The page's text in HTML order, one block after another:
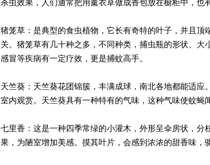
杀虫效果，人们通常把用薰衣草做成香包放在橱柜中，也
猪笼草：是典型的食虫植物，它长有奇特的叶子，并且顶
关。猪笼草有几十种之多，不同种类，捕虫瓶的形状、
感冒等疾病有一定疗效，更是捕蚊高手。
天竺葵：天竺葵花团锦簇，丰满成球，南北各地都能适
室内观赏。天竺葵具有一种特有的气味，这种气味使蚊蝇
七里香：这是一种四季常绿的小灌木，外形呈伞房状，
果，为陋室增加美感。摸其叶片，会感到浓浓的甜香味，